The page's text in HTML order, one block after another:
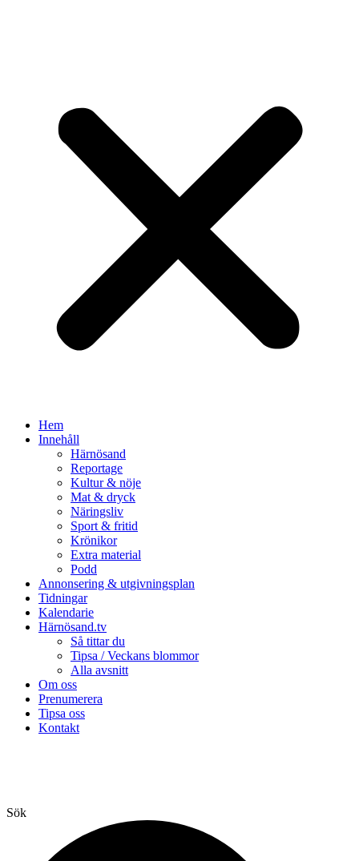
Hem
Innehåll
Härnösand
Reportage
Kultur & nöje
Mat & dryck
Näringsliv
Sport & fritid
Krönikor
Extra material
Podd
Annonsering & utgivningsplan
Tidningar
Kalendarie
Härnösand.tv
Så tittar du
Tipsa / Veckans blommor
Alla avsnitt
Om oss
Prenumerera
Tipsa oss
Kontakt
Sök